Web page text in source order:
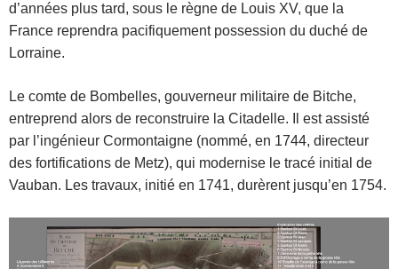
d’années plus tard, sous le règne de Louis XV, que la
France reprendra pacifiquement possession du duché de
Lorraine.
Le comte de Bombelles, gouverneur militaire de Bitche,
entreprend alors de reconstruire la Citadelle. Il est assisté
par l’ingénieur Cormontaigne (nommé, en 1744, directeur
des fortifications de Metz), qui modernise le tracé initial de
Vauban. Les travaux, initié en 1741, durèrent jusqu’en 1754.